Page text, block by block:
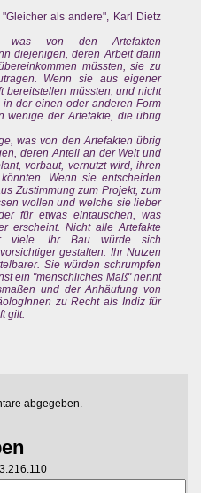
als andere", Karl Dietz
von den Artefakten
diejenigen, deren Arbeit darin
müssten, sie zu
Wenn sie aus eigener
bereitstellen müssten, und nicht
der einen oder anderen Form
wenige der Artefakte, die übrig
was von den Artefakten übrig
deren Anteil an der Welt und
verbaut, vernutzt wird, ihren
Wenn sie entscheiden
Zustimmung zum Projekt, zum
wollen und welche sie lieber
für etwas eintauschen, was
erscheint. Nicht alle Artefakte
viele. Ihr Bau würde sich
gestalten. Ihr Nutzen
Sie würden schrumpfen
ein "menschliches Maß" nennt
und der Anhäufung von
zu Recht als Indiz für
gilt.
abgegeben.